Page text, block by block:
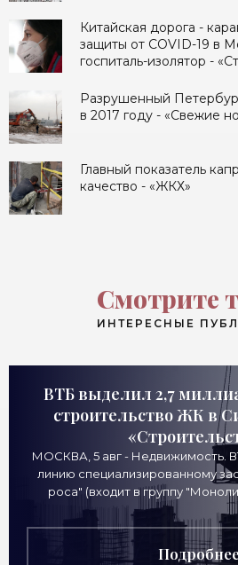
Китайская дорога -
защиты от COVID-19 в
госпиталь-изолятор -
Разрушенный
в 2017 году - «Свежие
Главный показатель
качество - «ЖКХ»
Смотрите
ИНТЕРЕСНЫЕ
ВТБ выделил 2,7
строительство ЖК в
МОСКВА, 5 авг - Недвижимость.
линию специализированному
роса" (входит в группу
рублей для